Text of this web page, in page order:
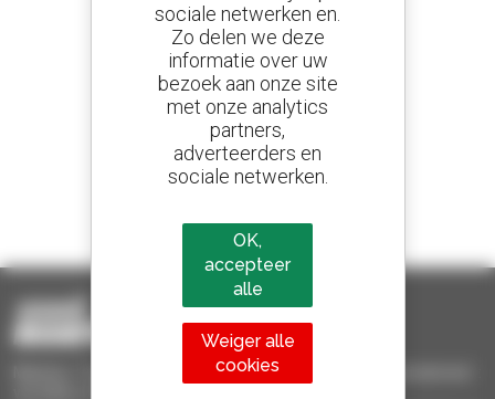
800 dealers
Manitou wereldwijd
Verkocht in de wereld is een manitou
Manitou Tweedehands - Tweedehands behandelingsmaterieel :
sociale netwerken en.
Zo delen we deze
informatie over uw
bezoek aan onze site
met onze analytics
partners,
adverteerders en
sociale netwerken.
OK,
accepteer
alle
Weiger alle
cookies